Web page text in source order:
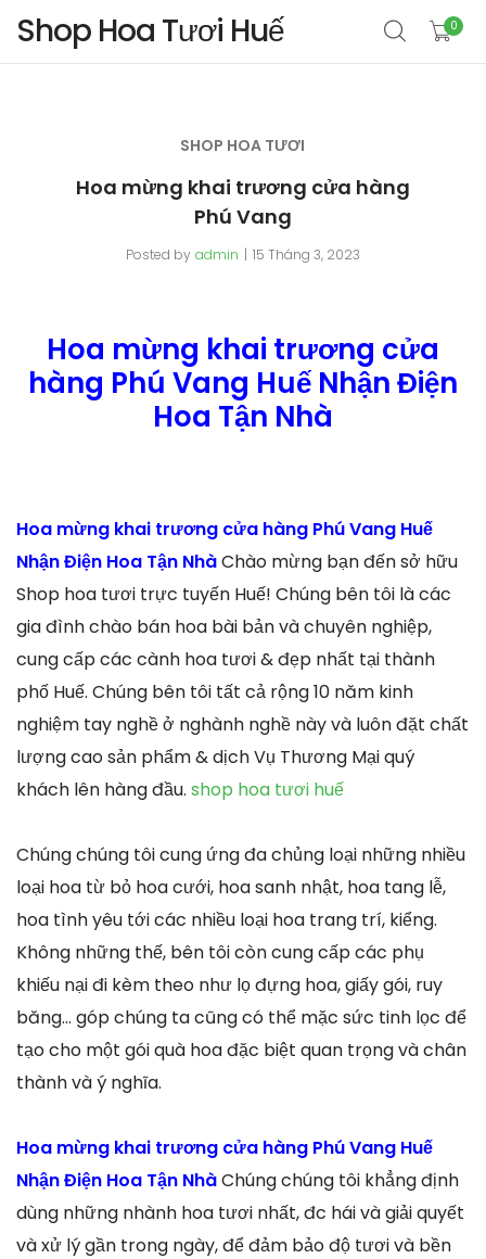
Shop Hoa Tươi Huế 0
SHOP HOA TƯƠI
Hoa mừng khai trương cửa hàng
Phú Vang
Posted by admin 15 Tháng 3, 2023
Hoa mừng khai trương cửa
hàng Phú Vang Huế Nhận Điện
Hoa Tận Nhà
Hoa mừng khai trương cửa hàng Phú Vang Huế
Nhận Điện Hoa Tận NhàChào mừng bạn đến sở hữu
Shop hoa tươi trực tuyến Huế! Chúng bên tôi là các
gia đình chào bán hoa bài bản và chuyên nghiệp,
cung cấp các cành hoa tươi & đẹp nhất tại thành
phố Huế. Chúng bên tôi tất cả rộng 10 năm kinh
nghiệm tay nghề ở nghành nghề này và luôn đặt chất
lượng cao sản phẩm & dịch Vụ Thương Mại quý
khách lên hàng đầu. shop hoa tươi huế
Chúng chúng tôi cung ứng đa chủng loại những nhiều
loại hoa từ bỏ hoa cưới, hoa sanh nhật, hoa tang lễ,
hoa tình yêu tới các nhiều loại hoa trang trí, kiểng.
Không những thế, bên tôi còn cung cấp các phụ
khiếu nại đi kèm theo như lọ đựng hoa, giấy gói, ruy
băng… góp chúng ta cũng có thể mặc sức tinh lọc để
tạo cho một gói quà hoa đặc biệt quan trọng và chân
thành và ý nghĩa.
Hoa mừng khai trương cửa hàng Phú Vang Huế
Nhận Điện Hoa Tận NhàChúng chúng tôi khẳng định
dùng những nhành hoa tươi nhất, đc hái và giải quyết
và xử lý gần trong ngày, để đảm bảo độ tươi và bền